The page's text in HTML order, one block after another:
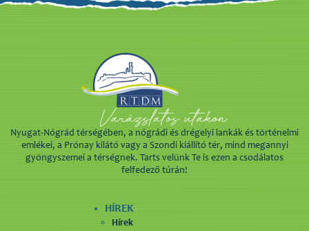
Nyugat-Nógrád térségében, a nógrádi és drégelyi lankák és történelmi
emlékei, a Prónay kilátó vagy a Szondi kiállító tér, mind megannyi
gyöngyszemei a térségnek. Tarts velünk Te is ezen a csodálatos
felfedező túrán!
HÍREK
Hírek